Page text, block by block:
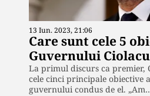
13 Iun. 2023, 21:06
Care sunt cele 5
Guvernului Ciolacu
La primul discurs ca premier,
cele cinci principale obiective
guvernului condus de el.